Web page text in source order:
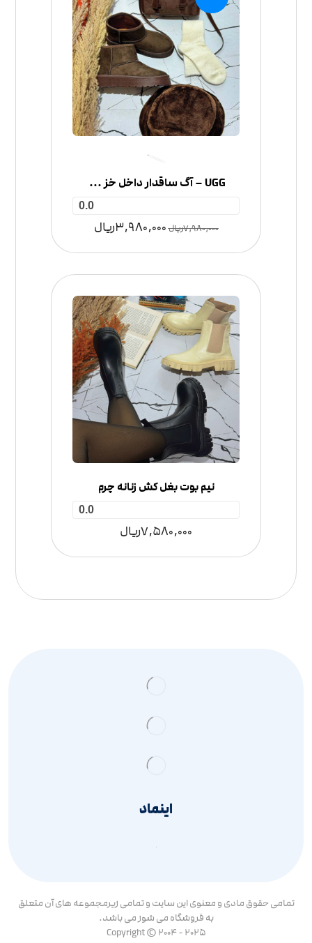
UGG – آگ ساقدار داخل خز لژدار
0.0
7,980,000ریال 3,980,000ریال
نیم بوت بغل کش زنانه چرم
0.0
7,580,000ریال
اینماد
تمامی حقوق مادی و معنوی این سایت و تمامی زیرمجموعه های آن متعلق
به فروشگاه می شوز می باشد.
Copyright © 2004 - 2025